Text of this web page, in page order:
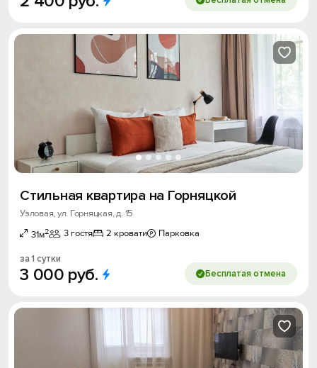
Стильная квартира на Горняцкой
Узловая, ул. Горняцкая, д. 15
31м2 3 гостя 2 кровати Парковка
за 1 сутки
3 000 руб. Бесплатая отмена